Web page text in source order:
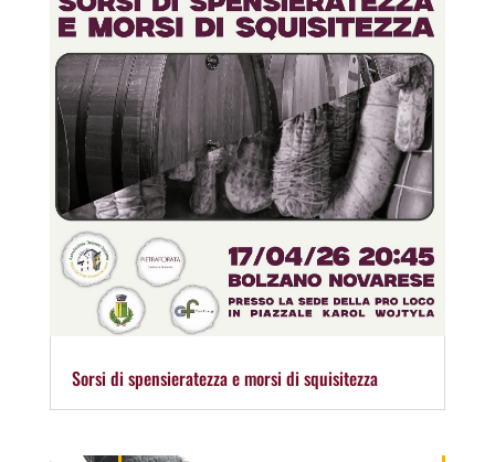
Sorsi di spensieratezza e morsi di squisitezza